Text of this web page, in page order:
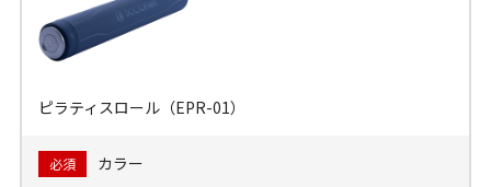
ピラティスロール（EPR-01）
必須 カラー